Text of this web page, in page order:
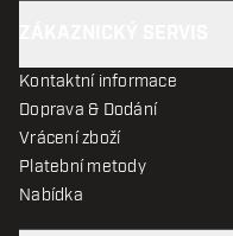
Kontaktní informace
Doprava & Dodání
Vrácení zboží
Platební metody
Nabídka